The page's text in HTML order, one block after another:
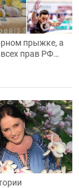
прыжке, а
прав РФ